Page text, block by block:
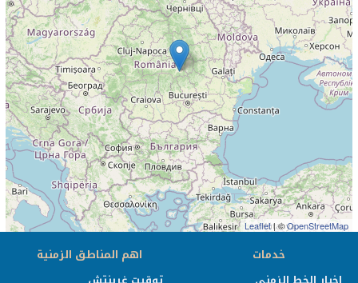
Leaflet| ©OpenStreetMap
خدمات
اهم المناطق الزمنية